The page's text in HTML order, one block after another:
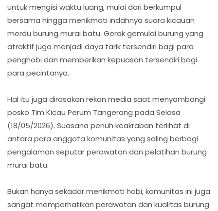
untuk mengisi waktu luang, mulai dari berkumpul
bersama hingga menikmati indahnya suara kicauan
merdu burung murai batu. Gerak gemulai burung yang
atraktif juga menjadi daya tarik tersendiri bagi para
penghobi dan memberikan kepuasan tersendiri bagi
para pecintanya.
Hal itu juga dirasakan rekan media saat menyambangi
posko Tim Kicau Perum Tangerang pada Selasa
(18/05/2026). Suasana penuh keakraban terlihat di
antara para anggota komunitas yang saling berbagi
pengalaman seputar perawatan dan pelatihan burung
murai batu.
Bukan hanya sekadar menikmati hobi, komunitas ini juga
sangat memperhatikan perawatan dan kualitas burung